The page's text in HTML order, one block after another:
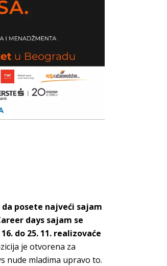
posete najveći sajam
days sajam se
do 25. 11. realizovaće
je otvorena za
nude mladima upravo to.